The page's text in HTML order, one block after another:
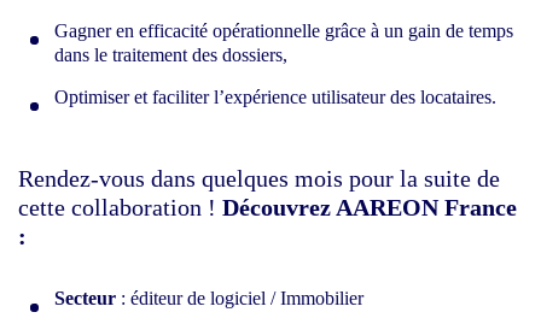
Gagner en efficacité opérationnelle grâce à un gain de temps
dans le traitement des dossiers,
Optimiser et faciliter l’expérience utilisateur des locataires.
Rendez-vous dans quelques mois pour la suite de
cette collaboration ! Découvrez AAREON France
:
Secteur : éditeur de logiciel / Immobilier